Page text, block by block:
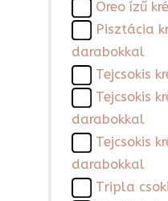
Oreo ízű
Pisztácia
darabokkal
Tejcsokis
Tejcsokis
darabokkal
Tejcsokis
darabokkal
Tripla csoki